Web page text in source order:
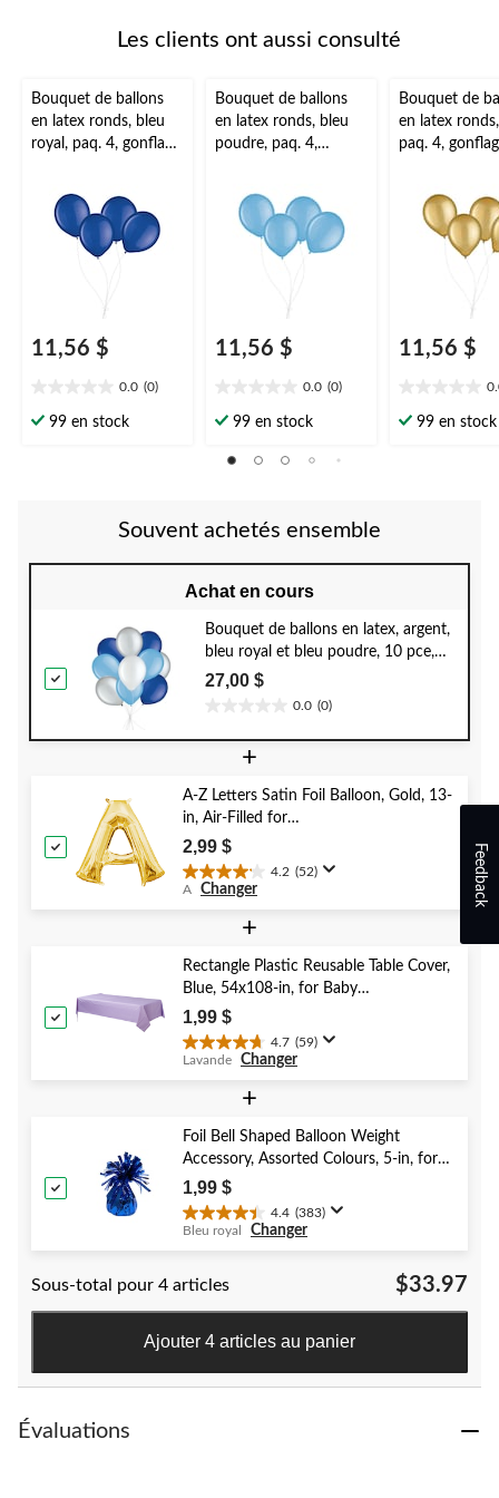
Les clients ont aussi consulté
Bouquet de ballons
en latex ronds, bleu
royal, paq. 4, gonflage
anniversaire/occasion
spéciale
11,56 $
0.0 (0)
étoile(s)
99 en stock
Bouquet de ballons
en latex ronds, bleu
poudre, paq. 4,
anniversaire/occasion
spéciale
11,56 $
0.0 (0)
étoile(s)
5.
99 en stock
Bouquet de
en latex
paq. 4,
anniversaire/
spéciale
11,56 $
étoile(s)
99 en stock
Souvent achetés ensemble
Achat en cours
Bouquet de ballons en latex, argent,
bleu royal et bleu poudre, 10 pce,
gonflage à l’hélium et ruban inclus,
27,00 $
0.0 (0)
étoile(s)
+
A-Z Letters Satin Foil Balloon, Gold, 13-
in, Air-Filled for
Birthday/Graduation/Baby
Shower/Wedding
2,99 $
4.2 (52)
4.2
étoile(s)
52
évaluations
A Changer
+
Rectangle Plastic Reusable Table Cover,
Blue, 54x108-in, for Baby
Shower/Hanukkah/Birthday Party
1,99 $
4.7 (59)
4.7
étoile(s)
59
évaluations
Lavande Changer
+
Foil Bell Shaped Balloon Weight
Accessory, Assorted Colours, 5-in, for
Birthday/Anniversary/Graduation/New
Year's Eve
1,99 $
4.4 (383)
4.4
étoile(s)
5.
Bleu royal Changer
Sous-total pour 4 articles $33.97
Ajouter 4 articles au panier
Évaluations
Feedback